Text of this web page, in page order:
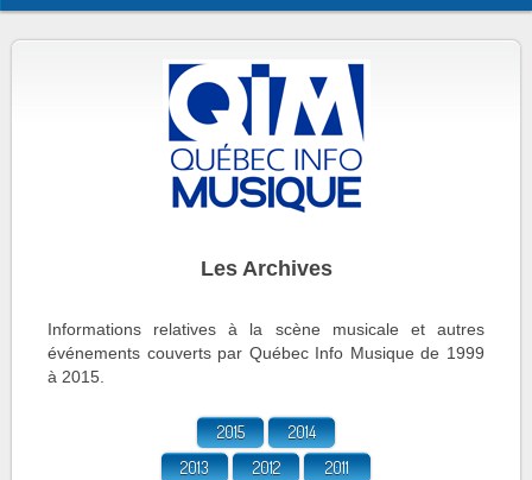
Les Archives
Informations relatives à la scène musicale et autres
événements couverts par Québec Info Musique de 1999
à 2015.
2015
2014
2013
2012
2011